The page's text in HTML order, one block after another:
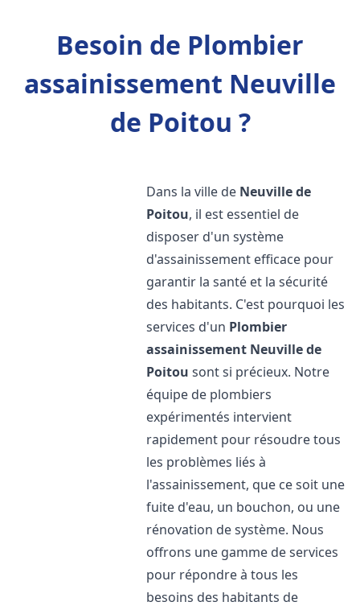
Besoin de Plombier
assainissement Neuville
de Poitou ?
Dans la ville de Neuville de
Poitou, il est essentiel de
disposer d'un système
d'assainissement efficace pour
garantir la santé et la sécurité
des habitants. C'est pourquoi les
services d'un Plombier
assainissement Neuville de
Poitou sont si précieux. Notre
équipe de plombiers
expérimentés intervient
rapidement pour résoudre tous
les problèmes liés à
l'assainissement, que ce soit une
fuite d'eau, un bouchon, ou une
rénovation de système. Nous
offrons une gamme de services
pour répondre à tous les
besoins des habitants de